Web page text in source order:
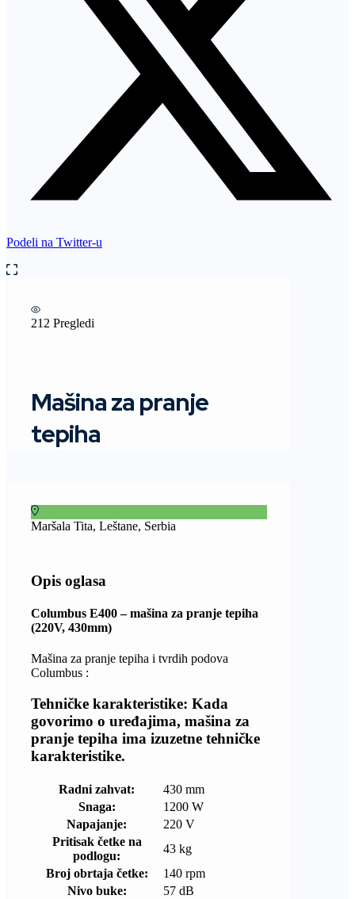
Podeli na Twitter-u
212 Pregledi
Mašina za pranje
tepiha
Maršala Tita, Leštane, Serbia
Opis oglasa
Columbus E400 – mašina za pranje tepiha
(220V, 430mm)
Mašina za pranje tepiha i tvrdih podova
Columbus :
Tehničke karakteristike: Kada
govorimo o uređajima, mašina za
pranje tepiha ima izuzetne tehničke
karakteristike.
Radni zahvat:
430 mm
Snaga:
1200 W
Napajanje:
220 V
Pritisak četke na
podlogu:
43 kg
Broj obrtaja četke:
140 rpm
Nivo buke:
57 dB